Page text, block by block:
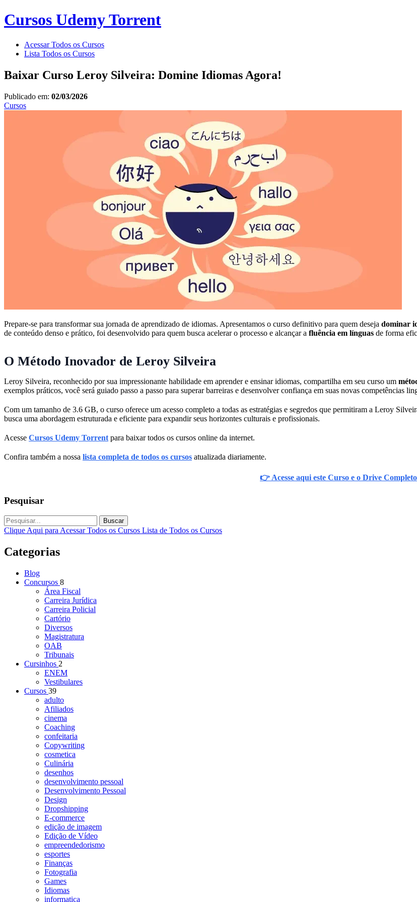
Cursos Udemy Torrent
Acessar Todos os Cursos
Lista Todos os Cursos
Baixar Curso Leroy Silveira: Domine Idiomas Agora!
Publicado em: 02/03/2026
Cursos
Prepare-se para transformar sua jornada de aprendizado de idiomas. Apresentamos o curso definitivo para quem deseja dominar
de conteúdo denso e prático, foi desenvolvido para quem busca acelerar o processo e alcançar a fluência em línguas de forma
O Método Inovador de Leroy Silveira
Leroy Silveira, reconhecido por sua impressionante habilidade em aprender e ensinar idiomas, compartilha em seu curso um
exemplos práticos, você será guiado passo a passo para superar barreiras e desenvolver confiança em suas novas competências
Com um tamanho de 3.6 GB, o curso oferece um acesso completo a todas as estratégias e segredos que permitiram a Leroy
busca uma abordagem estruturada e eficiente para expandir seus horizontes culturais e profissionais.
Acesse Cursos Udemy Torrent para baixar todos os cursos online da internet.
Confira também a nossa lista completa de todos os cursos atualizada diariamente.
👉 Acesse aqui este Curso e o Drive Completo
Pesquisar
Buscar
Clique Aqui para Acessar Todos os Cursos Lista de Todos os Cursos
Categorias
Blog
Concursos 8
Área Fiscal
Carreira Jurídica
Carreira Policial
Cartório
Diversos
Magistratura
OAB
Tribunais
Cursinhos 2
ENEM
Vestibulares
Cursos 39
adulto
Afiliados
cinema
Coaching
confeitaria
Copywriting
cosmetica
Culinária
desenhos
desenvolvimento pessoal
Desenvolvimento Pessoal
Design
Dropshipping
E-commerce
edição de imagem
Edição de Vídeo
empreendedorismo
esportes
Finanças
Fotografia
Games
Idiomas
informatica